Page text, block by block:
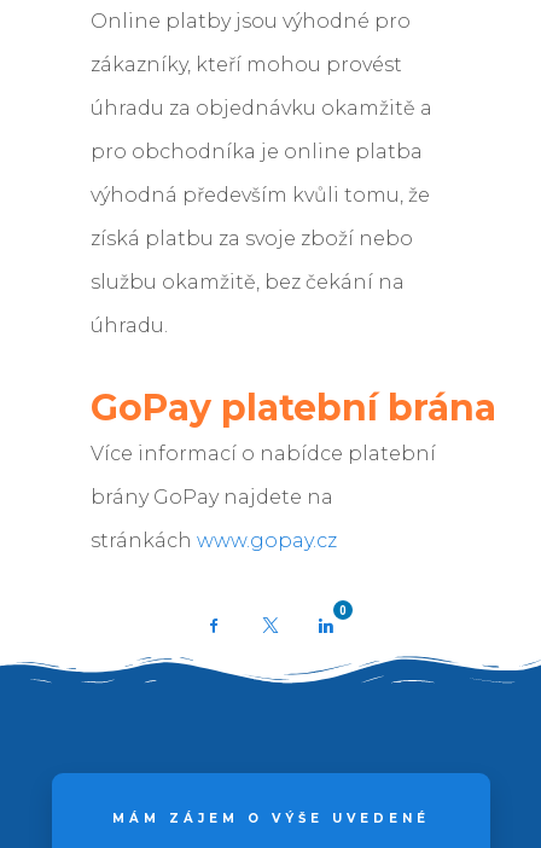
Online platby jsou výhodné pro
zákazníky, kteří mohou provést
úhradu za objednávku okamžitě a
pro obchodníka je online platba
výhodná především kvůli tomu, že
získá platbu za svoje zboží nebo
službu okamžitě, bez čekání na
úhradu.
GoPay platební brána
Více informací o nabídce platební
brány GoPay najdete na
stránkách www.gopay.cz
Facebook
0
MÁM ZÁJEM O VÝŠE UVEDENÉ